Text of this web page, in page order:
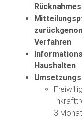
Verfahren
Haushalten
3